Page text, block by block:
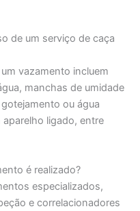
de um serviço de caça
vazamento incluem
manchas de umidade
ou água
ligado, entre
é realizado?
especializados,
e correlacionadores